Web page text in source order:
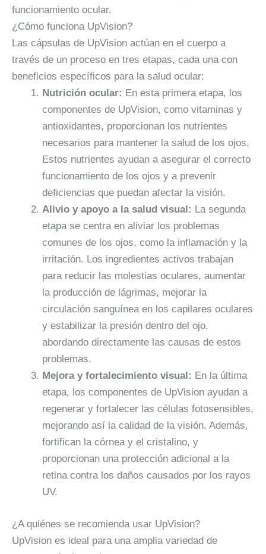
funcionamiento ocular.
¿Cómo funciona UpVision?
Las cápsulas de UpVision actúan en el cuerpo a
través de un proceso en tres etapas, cada una con
beneficios específicos para la salud ocular:
Nutrición ocular: En esta primera etapa, los
componentes de UpVision, como vitaminas y
antioxidantes, proporcionan los nutrientes
necesarios para mantener la salud de los ojos.
Estos nutrientes ayudan a asegurar el correcto
funcionamiento de los ojos y a prevenir
deficiencias que puedan afectar la visión.
Alivio y apoyo a la salud visual: La segunda
etapa se centra en aliviar los problemas
comunes de los ojos, como la inflamación y la
irritación. Los ingredientes activos trabajan
para reducir las molestias oculares, aumentar
la producción de lágrimas, mejorar la
circulación sanguínea en los capilares oculares
y estabilizar la presión dentro del ojo,
abordando directamente las causas de estos
problemas.
Mejora y fortalecimiento visual: En la última
etapa, los componentes de UpVision ayudan a
regenerar y fortalecer las células fotosensibles,
mejorando así la calidad de la visión. Además,
fortifican la córnea y el cristalino, y
proporcionan una protección adicional a la
retina contra los daños causados por los rayos
UV.
¿A quiénes se recomienda usar UpVision?
UpVision es ideal para una amplia variedad de